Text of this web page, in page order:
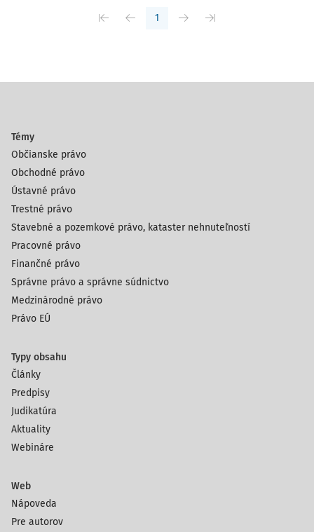
1
Témy
Občianske právo
Obchodné právo
Ústavné právo
Trestné právo
Stavebné a pozemkové právo, kataster nehnuteľností
Pracovné právo
Finančné právo
Správne právo a správne súdnictvo
Medzinárodné právo
Právo EÚ
Typy obsahu
Články
Predpisy
Judikatúra
Aktuality
Webináre
Web
Nápoveda
Pre autorov